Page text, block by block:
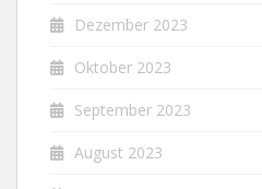
Dezember 2023
Oktober 2023
September 2023
August 2023